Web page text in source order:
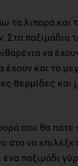
τα λιπαρά και
παξιμάδια
να
έχουν και το
θερμίδες
που θα πάτε
στο να
παξιμάδι